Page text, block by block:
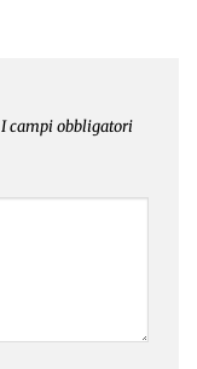
I campi obbligatori